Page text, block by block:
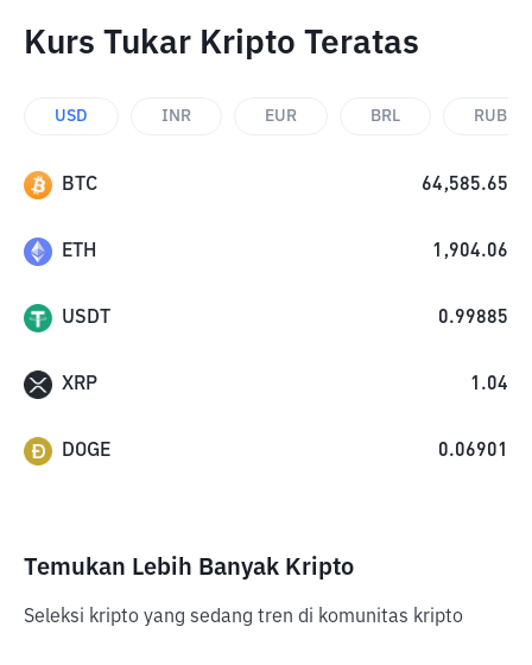
Kurs Tukar Kripto Teratas
USD INR EUR BRL RUB
BTC 64,585.65
ETH 1,904.06
USDT 0.99885
XRP 1.04
DOGE 0.06901
Temukan Lebih Banyak Kripto
Seleksi kripto yang sedang tren di komunitas kripto